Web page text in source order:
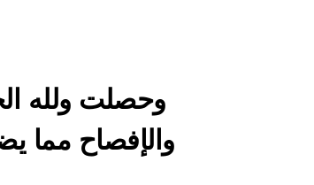
وحصلت ولله
والإفصاح مما